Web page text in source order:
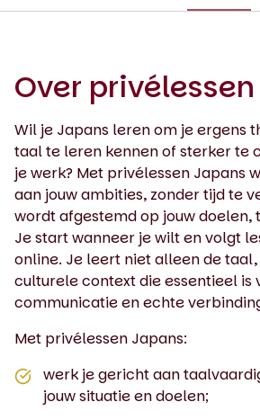
Over
Wil je Japans leren om je ergens
taal te leren kennen of sterker te
je werk? Met privélessen Japans
aan jouw ambities, zonder tijd te
wordt afgestemd op jouw doelen,
Je start wanneer je wilt en volgt
online. Je leert niet alleen de
culturele context die essentieel
communicatie en echte
Met privélessen Japans:
werk je gericht aan
jouw situatie en doelen;